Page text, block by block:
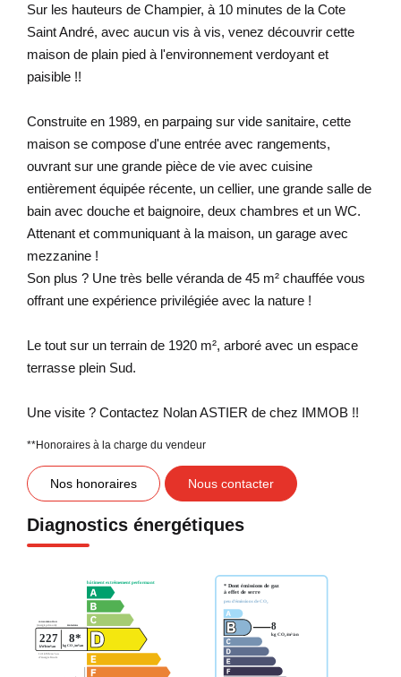
Sur les hauteurs de Champier, à 10 minutes de la Cote
Saint André, avec aucun vis à vis, venez découvrir cette
maison de plain pied à l'environnement verdoyant et
paisible !!
Construite en 1989, en parpaing sur vide sanitaire, cette
maison se compose d'une entrée avec rangements,
ouvrant sur une grande pièce de vie avec cuisine
entièrement équipée récente, un cellier, une grande salle de
bain avec douche et baignoire, deux chambres et un WC.
Attenant et communiquant à la maison, un garage avec
mezzanine !
Son plus ? Une très belle véranda de 45 m² chauffée vous
offrant une expérience privilégiée avec la nature !
Le tout sur un terrain de 1920 m², arboré avec un espace
terrasse plein Sud.
Une visite ? Contactez Nolan ASTIER de chez IMMOB !!
**Honoraires à la charge du vendeur
Nos honoraires Nous contacter
Diagnostics énergétiques